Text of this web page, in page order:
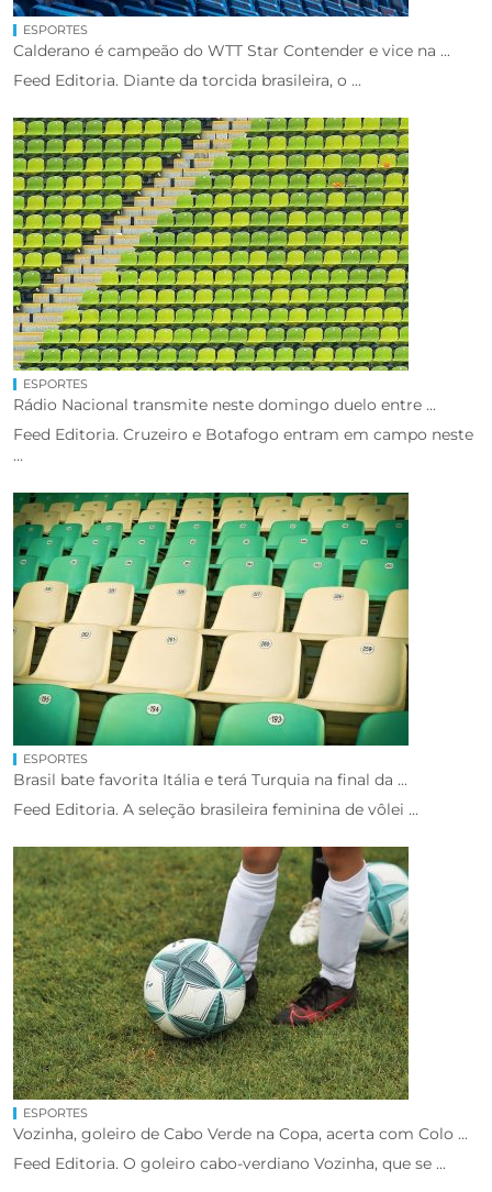
ESPORTES
Calderano é campeão do WTT Star Contender e vice na ...
Feed Editoria. Diante da torcida brasileira, o ...
ESPORTES
Rádio Nacional transmite neste domingo duelo entre ...
Feed Editoria. Cruzeiro e Botafogo entram em campo neste
...
ESPORTES
Brasil bate favorita Itália e terá Turquia na final da ...
Feed Editoria. A seleção brasileira feminina de vôlei ...
ESPORTES
Vozinha, goleiro de Cabo Verde na Copa, acerta com Colo ...
Feed Editoria. O goleiro cabo-verdiano Vozinha, que se ...